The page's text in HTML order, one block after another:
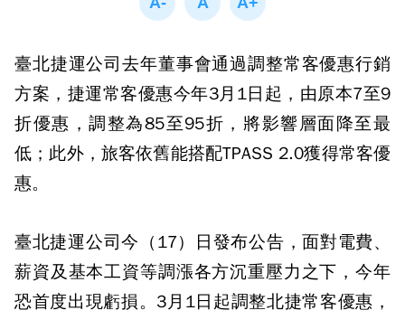
臺北捷運公司去年董事會通過調整常客優惠行銷
方案，捷運常客優惠今年3月1日起，由原本7至9
折優惠，調整為85至95折，將影響層面降至最
低；此外，旅客依舊能搭配TPASS 2.0獲得常客優
惠。
臺北捷運公司今（17）日發布公告，面對電費、
薪資及基本工資等調漲各方沉重壓力之下，今年
恐首度出現虧損。3月1日起調整北捷常客優惠，